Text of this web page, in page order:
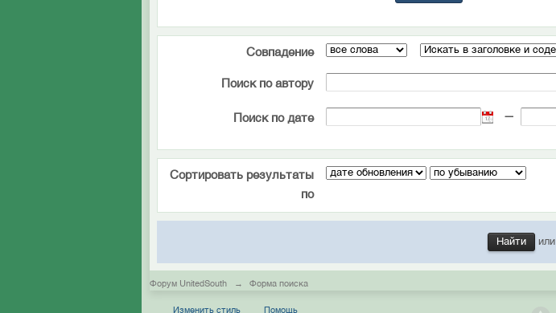
Совпадение
Поиск по автору
Поиск по дате —
Сортировать результаты
по
или
Форум UnitedSouth → Форма поиска
Изменить стиль Помощь